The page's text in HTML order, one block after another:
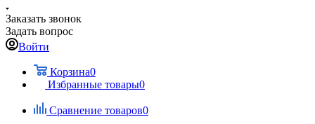
Заказать звонок
Задать вопрос
Войти
Корзина0
Избранные товары0
Сравнение товаров0